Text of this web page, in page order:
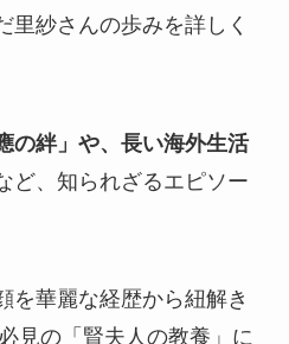
里紗さんの歩みを詳しく
の絆」や、長い海外生活
ど、知られざるエピソー
を華麗な経歴から紐解き
見の「賢夫人の教養」に